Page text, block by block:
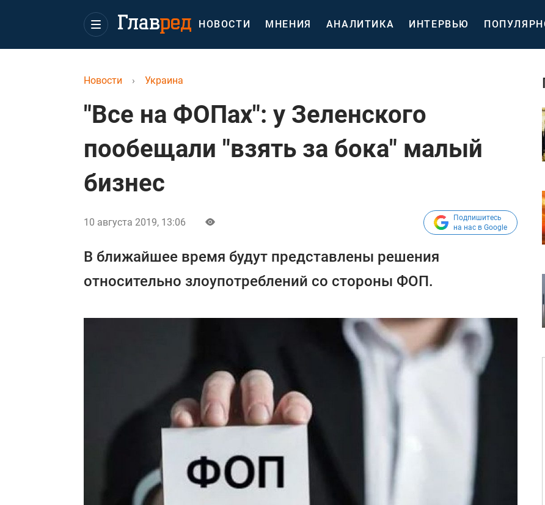
НОВОСТИ МНЕНИЯ АНАЛИТИКА ИНТЕРВЬЮ
Новости › Украина
"Все на ФОПах": у Зеленского
пообещали "взять за бока" малый
бизнес
10 августа 2019, 13:06
Подпишитесь
на нас в Google
В ближайшее время будут представлены решения
относительно злоупотреблений со стороны ФОП.